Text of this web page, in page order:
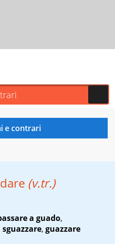
(v.tr.)
a guado,
sguazzare, guazzare